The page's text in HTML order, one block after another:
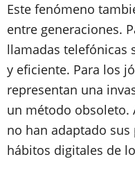
Este fenómeno
entre generaciones.
llamadas telefónicas
y eficiente. Para los
representan una
un método obsoleto.
no han adaptado
hábitos digitales de